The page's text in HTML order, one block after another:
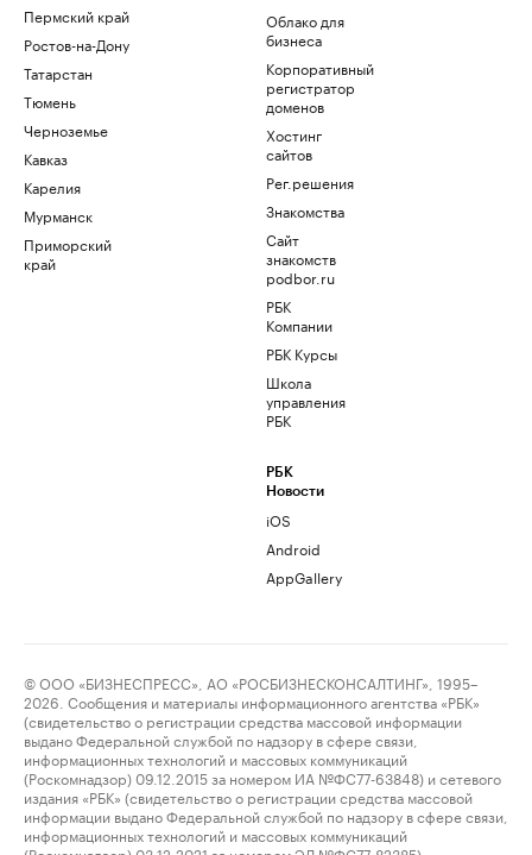
Пермский край
Ростов-на-Дону
Татарстан
Тюмень
Черноземье
Кавказ
Карелия
Мурманск
Приморский
край
Облако для
бизнеса
Корпоративный
регистратор
доменов
Хостинг
сайтов
Рег.решения
Знакомства
Сайт
знакомств
podbor.ru
РБК
Компании
РБК Курсы
Школа
управления
РБК
РБК
Новости
iOS
Android
AppGallery
© ООО «БИЗНЕСПРЕСС», АО «РОСБИЗНЕСКОНСАЛТИНГ», 1995–
2026. Сообщения и материалы информационного агентства «РБК»
(свидетельство о регистрации средства массовой информации
выдано Федеральной службой по надзору в сфере связи,
информационных технологий и массовых коммуникаций
(Роскомнадзор) 09.12.2015 за номером ИА №ФС77-63848) и сетевого
издания «РБК» (свидетельство о регистрации средства массовой
информации выдано Федеральной службой по надзору в сфере связи,
информационных технологий и массовых коммуникаций